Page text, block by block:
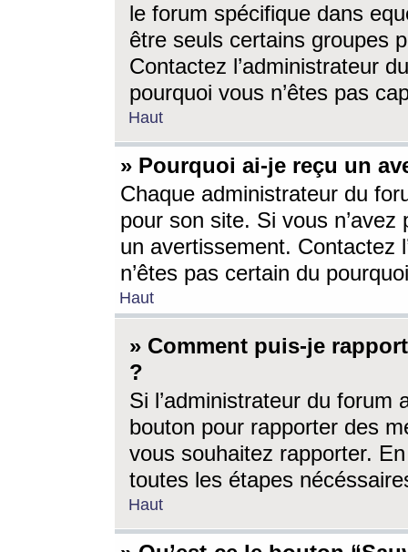
le forum spécifique dans
être seuls certains groupes
Contactez l’administrateur
pourquoi vous n’êtes pas
Haut
» Pourquoi ai-je reçu un
Chaque administrateur du
pour son site. Si vous
un avertissement. Contactez
n’êtes pas certain du
Haut
» Comment puis-je
?
Si l’administrateur du forum
bouton pour rapporter des
vous souhaitez rapporter.
toutes les étapes
Haut